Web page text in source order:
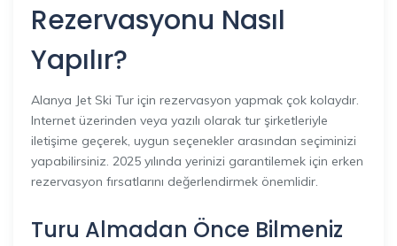
Rezervasyonu Nasıl
Yapılır?
Alanya Jet Ski Tur için rezervasyon yapmak çok kolaydır.
Internet üzerinden veya yazılı olarak tur şirketleriyle
iletişime geçerek, uygun seçenekler arasından seçiminizi
yapabilirsiniz. 2025 yılında yerinizi garantilemek için erken
rezervasyon fırsatlarını değerlendirmek önemlidir.
Turu Almadan Önce Bilmeniz